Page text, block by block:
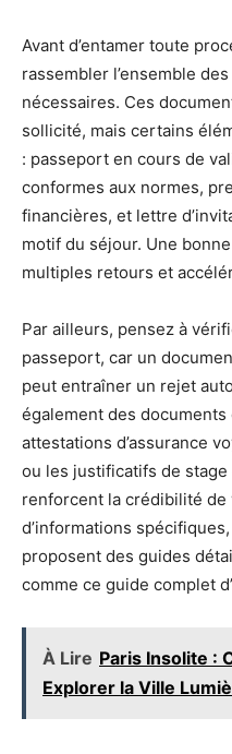
Avant d’entamer toute
rassembler l’ensemble
nécessaires. Ces
sollicité, mais certains
: passeport en cours de
conformes aux normes,
financières, et lettre
motif du séjour. Une
multiples retours et
Par ailleurs, pensez à
passeport, car un
peut entraîner un rejet
également des
attestations d’assurance
ou les justificatifs de stage
renforcent la crédibilité
d’informations
proposent des guides
comme ce guide complet
À Lire Paris Insolite :
Explorer la Ville